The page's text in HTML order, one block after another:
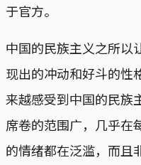
于官方。
中国的民族主义之所以
现出的冲动和好斗的性
来越感受到中国的民族
席卷的范围广，几乎在
的情绪都在泛滥，而且